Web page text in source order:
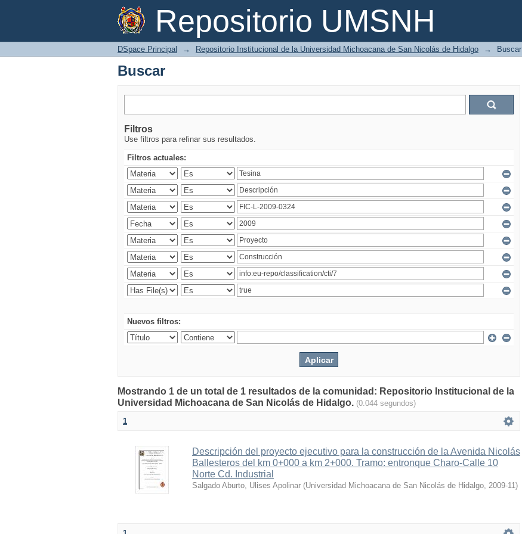
Repositorio UMSNH
Buscar
DSpace Principal → Repositorio Institucional de la Universidad Michoacana de San Nicolás de Hidalgo → Buscar
Buscar
Filtros
Use filtros para refinar sus resultados.
Filtros actuales:
Nuevos filtros:
Mostrando 1 de un total de 1 resultados de la comunidad: Repositorio Institucional de la
Universidad Michoacana de San Nicolás de Hidalgo. (0.044 segundos)
1
Descripción del proyecto ejecutivo para la construcción de la Avenida Nicolás
Ballesteros del km 0+000 a km 2+000. Tramo: entronque Charo-Calle 10
Norte Cd. Industrial
Salgado Aburto, Ulises Apolinar (Universidad Michoacana de San Nicolás de Hidalgo, 2009-11)